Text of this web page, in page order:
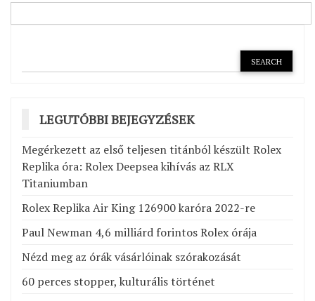
LEGUTÓBBI BEJEGYZÉSEK
Megérkezett az első teljesen titánból készült Rolex
Replika óra: Rolex Deepsea kihívás az RLX
Titaniumban
Rolex Replika Air King 126900 karóra 2022-re
Paul Newman 4,6 milliárd forintos Rolex órája
Nézd meg az órák vásárlóinak szórakozását
60 perces stopper, kulturális történet